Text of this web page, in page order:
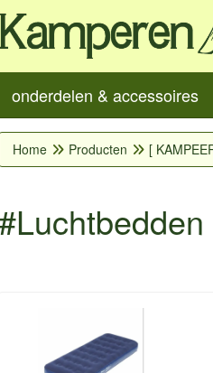
onderdelen & accessoires
Home Producten [